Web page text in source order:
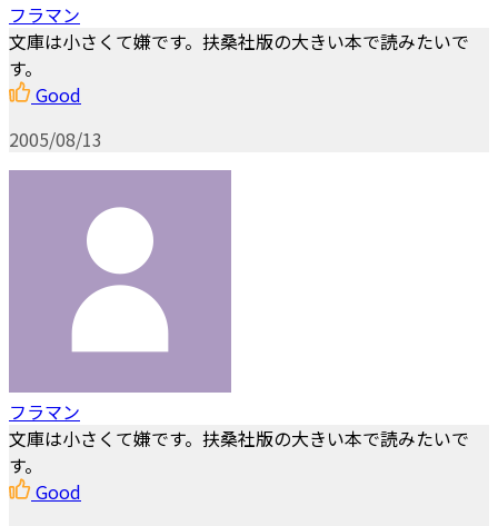
フラマン
文庫は小さくて嫌です。扶桑社版の大きい本で読みたいで
す。
Good
2005/08/13
フラマン
文庫は小さくて嫌です。扶桑社版の大きい本で読みたいで
す。
Good